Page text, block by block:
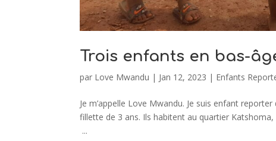
Trois enfants en bas-
par Love Mwandu | Jan 12, 2023 | Enfants
Je m’appelle Love Mwandu. Je suis enfant
fillette de 3 ans. Ils habitent au quartier
...